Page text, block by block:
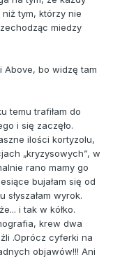
tym, którzy nie
miedzy
Above, bo widzę tam
temu trafiłam do
i się zaczęło.
ilości kortyzolu,
„kryzysowych”, w
rano mamy go
bujałam się od
wyrok.
i tak w kółko.
krew dwa
.Oprócz cyferki na
objawów!!! Ani